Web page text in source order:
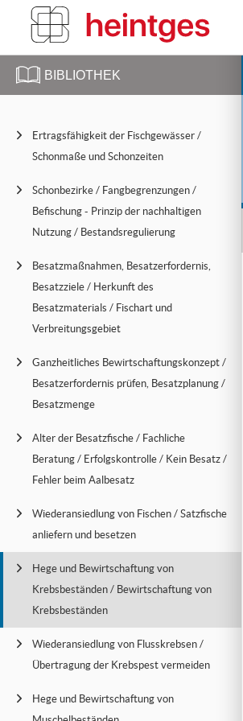
BIBLIOTHEK
Ertragsfähigkeit der Fischgewässer /
Schonmaße und Schonzeiten
Schonbezirke / Fangbegrenzungen /
Befischung - Prinzip der nachhaltigen
Nutzung / Bestandsregulierung
Besatzmaßnahmen, Besatzerfordernis,
Besatzziele / Herkunft des
Besatzmaterials / Fischart und
Verbreitungsgebiet
Ganzheitliches Bewirtschaftungskonzept /
Besatzerfordernis prüfen, Besatzplanung /
Besatzmenge
Alter der Besatzfische / Fachliche
Beratung / Erfolgskontrolle / Kein Besatz /
Fehler beim Aalbesatz
Wiederansiedlung von Fischen / Satzfische
anliefern und besetzen
Hege und Bewirtschaftung von
Krebsbeständen / Bewirtschaftung von
Krebsbeständen
Wiederansiedlung von Flusskrebsen /
Übertragung der Krebspest vermeiden
Hege und Bewirtschaftung von